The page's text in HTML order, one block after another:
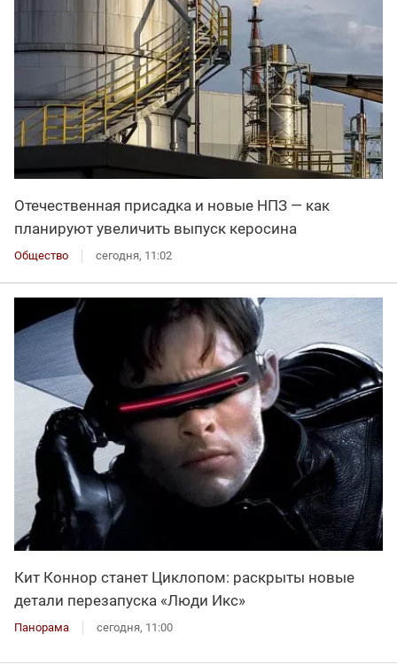
Отечественная присадка и новые НПЗ — как
планируют увеличить выпуск керосина
Общество сегодня, 11:02
Кит Коннор станет Циклопом: раскрыты новые
детали перезапуска «Люди Икс»
Панорама сегодня, 11:00